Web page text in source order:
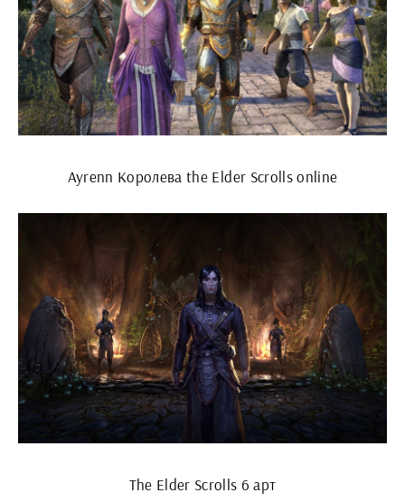
Ayrenn Королева the Elder Scrolls online
The Elder Scrolls 6 арт